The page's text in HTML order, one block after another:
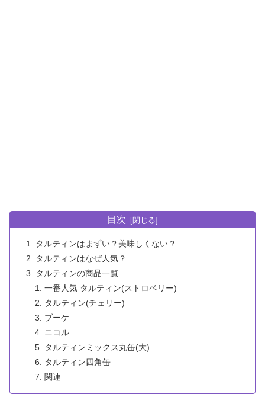
目次
タルティンはまずい？美味しくない？
タルティンはなぜ人気？
タルティンの商品一覧
一番人気 タルティン(ストロベリー)
タルティン(チェリー)
ブーケ
ニコル
タルティンミックス丸缶(大)
タルティン四角缶
関連